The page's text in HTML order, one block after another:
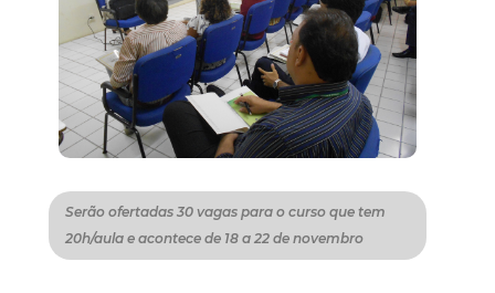
Serão ofertadas 30 vagas para o curso que tem
20h/aula e acontece de 18 a 22 de novembro